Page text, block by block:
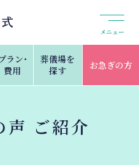
メニュー
ラン・
費用
葬儀場を
探す
お急ぎの方
声 ご紹介